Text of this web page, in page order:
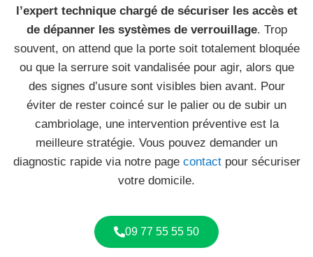
l’expert technique chargé de sécuriser les accès et
de dépanner les systèmes de verrouillage. Trop
souvent, on attend que la porte soit totalement bloquée
ou que la serrure soit vandalisée pour agir, alors que
des signes d’usure sont visibles bien avant. Pour
éviter de rester coincé sur le palier ou de subir un
cambriolage, une intervention préventive est la
meilleure stratégie. Vous pouvez demander un
diagnostic rapide via notre page contactpour sécuriser
votre domicile.
09 77 55 55 50